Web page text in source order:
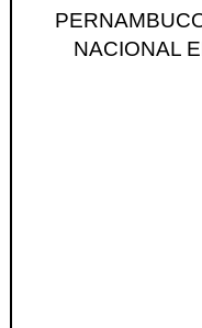
NACIONAL